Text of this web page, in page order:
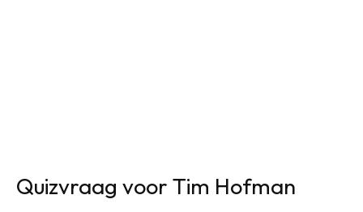
Quizvraag voor Tim Hofman